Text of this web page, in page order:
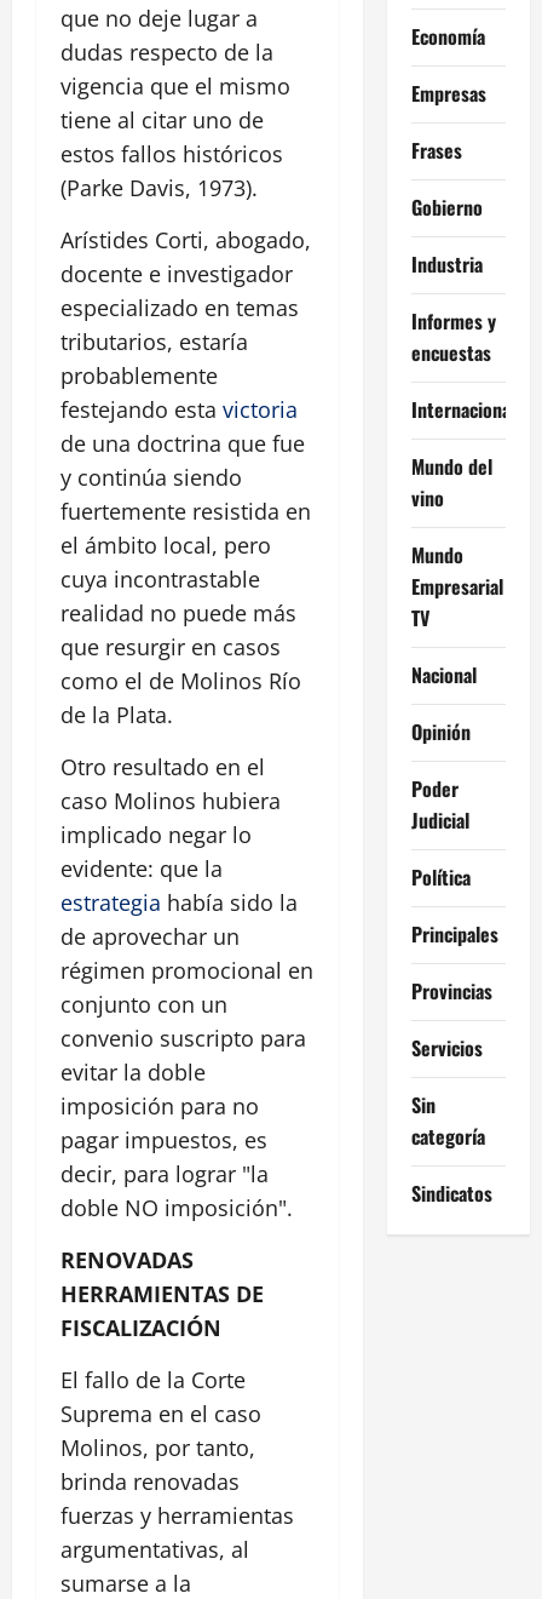
que no deje lugar a
dudas respecto de la
vigencia que el mismo
tiene al citar uno de
estos fallos históricos
(Parke Davis, 1973).
Arístides Corti, abogado,
docente e investigador
especializado en temas
tributarios, estaría
probablemente
festejando esta victoria
de una doctrina que fue
y continúa siendo
fuertemente resistida en
el ámbito local, pero
cuya incontrastable
realidad no puede más
que resurgir en casos
como el de Molinos Río
de la Plata.
Otro resultado en el
caso Molinos hubiera
implicado negar lo
evidente: que la
estrategia había sido la
de aprovechar un
régimen promocional en
conjunto con un
convenio suscripto para
evitar la doble
imposición para no
pagar impuestos, es
decir, para lograr "la
doble NO imposición".
RENOVADAS
HERRAMIENTAS DE
FISCALIZACIÓN
El fallo de la Corte
Suprema en el caso
Molinos, por tanto,
brinda renovadas
fuerzas y herramientas
argumentativas, al
sumarse a la
Economía
Empresas
Frases
Gobierno
Industria
Informes y
encuestas
Internacional
Mundo del
vino
Mundo
Empresarial
TV
Nacional
Opinión
Poder
Judicial
Política
Principales
Provincias
Servicios
Sin
categoría
Sindicatos